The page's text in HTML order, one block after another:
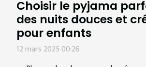
Choisir le pyjama
des nuits douces et
pour enfants
12 mars 2025 00:26